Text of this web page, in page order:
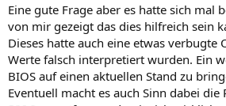
Eine gute Frage aber es hatte sich mal
von mir gezeigt das dies hilfreich sein
Dieses hatte auch eine etwas verbugte
Werte falsch interpretiert wurden. Ein
BIOS auf einen aktuellen Stand zu
Eventuell macht es auch Sinn dabei die